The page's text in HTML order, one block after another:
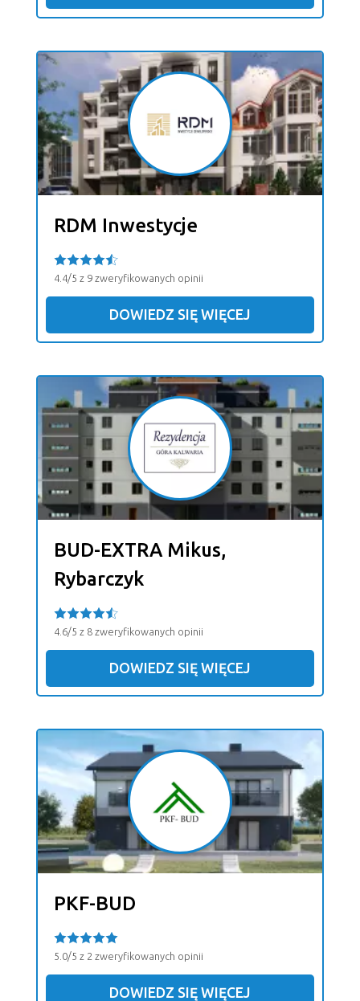
RDM Inwestycje
4.4/5 z 9 zweryfikowanych opinii
DOWIEDZ SIĘ WIĘCEJ
BUD-EXTRA Mikus,
Rybarczyk
4.6/5 z 8 zweryfikowanych opinii
DOWIEDZ SIĘ WIĘCEJ
PKF-BUD
5.0/5 z 2 zweryfikowanych opinii
DOWIEDZ SIĘ WIĘCEJ